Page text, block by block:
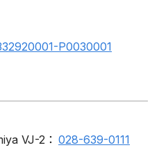
P0030001
VJ-2： 028-639-0111